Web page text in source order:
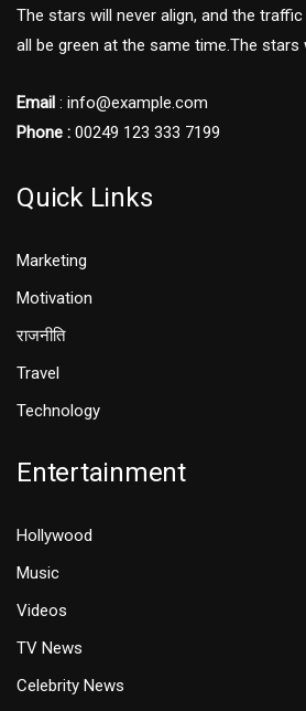
The stars will never align, and the
all be green at the same time.The stars
Email : info@example.com
Phone : 00249 123 333 7199
Quick Links
Marketing
Motivation
राजनीति
Travel
Technology
Entertainment
Hollywood
Music
Videos
TV News
Celebrity News